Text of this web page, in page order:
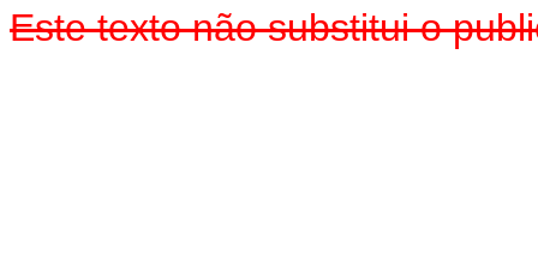
Este texto não substitui o